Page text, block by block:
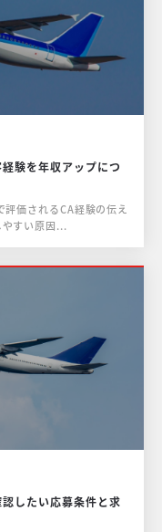
験を年収アップにつ
価されるCA経験の伝え
すい原因...
したい応募条件と求